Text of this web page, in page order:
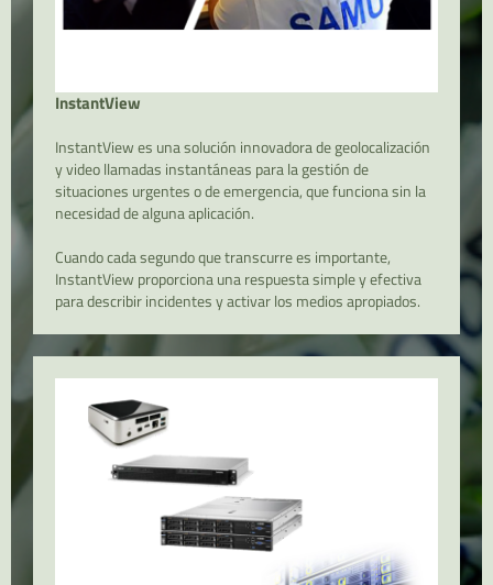
InstantView
InstantView es una solución innovadora de geolocalización
y video llamadas instantáneas para la gestión de
situaciones urgentes o de emergencia, que funciona sin la
necesidad de alguna aplicación.
Cuando cada segundo que transcurre es importante,
InstantView proporciona una respuesta simple y efectiva
para describir incidentes y activar los medios apropiados.